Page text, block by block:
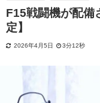
F15戦闘機が配備
定】
2026年4月5日 3分12秒